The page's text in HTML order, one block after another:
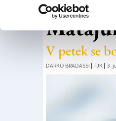
V petek se
DARKO BRADASSI | FJK | 3.